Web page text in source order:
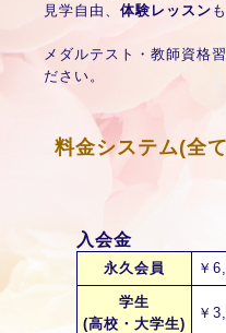
見学自由、 体験レッスン
メダルテスト・教師資格
ださい。
料金システム(全
入会金
永久会員 ￥
学生
(高校・大学生)
￥